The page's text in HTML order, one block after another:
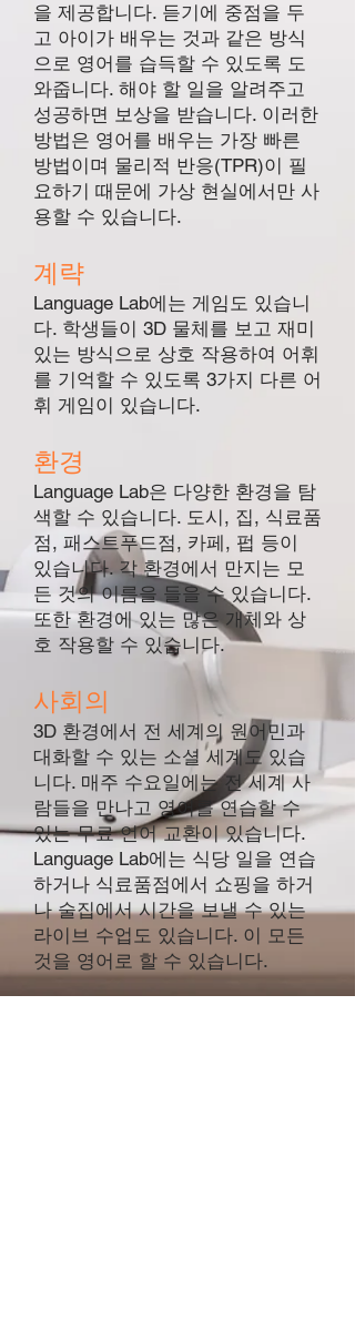
을 제공합니다. 듣기에 중점을 두
고 아이가 배우는 것과 같은 방식
으로 영어를 습득할 수 있도록 도
와줍니다. 해야 할 일을 알려주고
성공하면 보상을 받습니다. 이러한
방법은 영어를 배우는 가장 빠른
방법이며 물리적 반응(TPR)이 필
요하기 때문에 가상 현실에서만 사
용할 수 있습니다.
계략
Language Lab에는 게임도 있습니
다. 학생들이 3D 물체를 보고 재미
있는 방식으로 상호 작용하여 어휘
를 기억할 수 있도록 3가지 다른 어
휘 게임이 있습니다.
환경
Language Lab은 다양한 환경을 탐
색할 수 있습니다. 도시, 집, 식료품
점, 패스트푸드점, 카페, 펍 등이
있습니다. 각 환경에서 만지는 모
든 것의 이름을 들을 수 있습니다.
또한 환경에 있는 많은 개체와 상
호 작용할 수 있습니다.
사회의
3D 환경에서 전 세계의 원어민과
대화할 수 있는 소셜 세계도 있습
니다. 매주 수요일에는 전 세계 사
람들을 만나고 영어를 연습할 수
있는 무료 언어 교환이 있습니다.
Language Lab에는 식당 일을 연습
하거나 식료품점에서 쇼핑을 하거
나 술집에서 시간을 보낼 수 있는
라이브 수업도 있습니다. 이 모든
것을 영어로 할 수 있습니다.